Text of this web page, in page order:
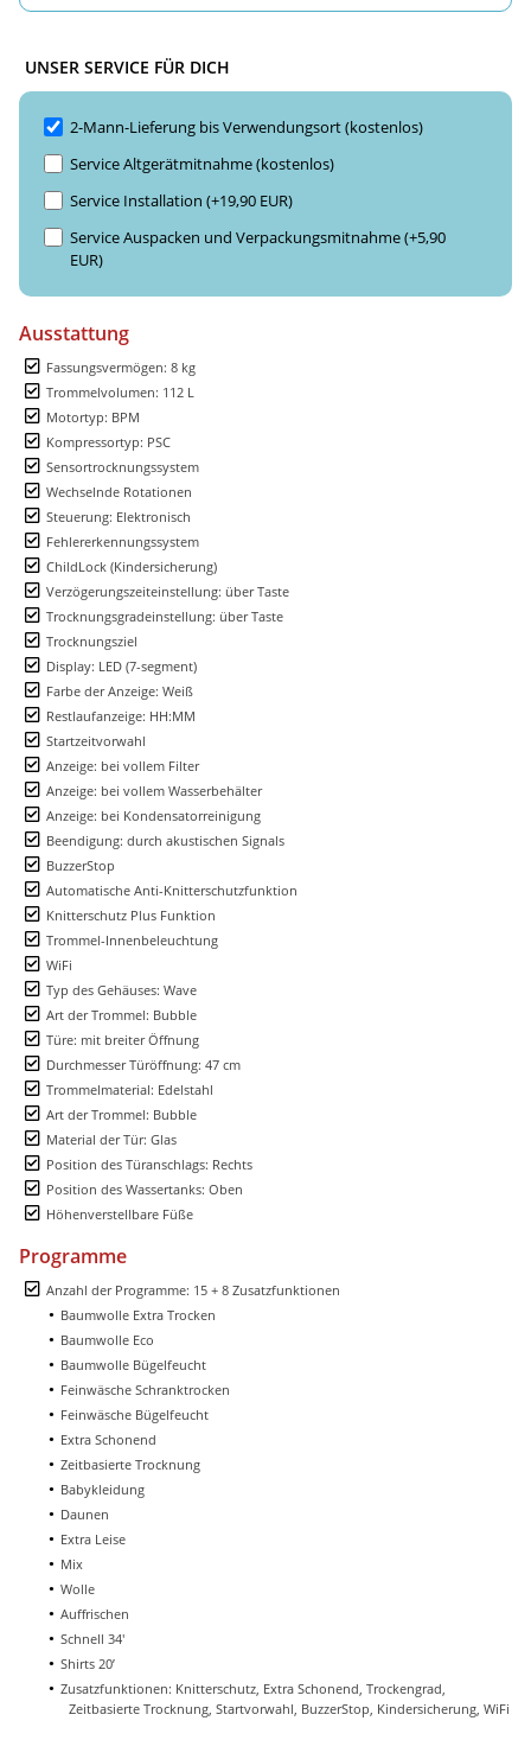
UNSER SERVICE FÜR DICH
2-Mann-Lieferung bis Verwendungsort (kostenlos)
Service Altgerätmitnahme (kostenlos)
Service Installation (+19,90 EUR)
Service Auspacken und Verpackungsmitnahme (+5,90
EUR)
Ausstattung
Fassungsvermögen: 8 kg
Trommelvolumen: 112 L
Motortyp: BPM
Kompressortyp: PSC
Sensortrocknungssystem
Wechselnde Rotationen
Steuerung: Elektronisch
Fehlererkennungssystem
ChildLock (Kindersicherung)
Verzögerungszeiteinstellung: über Taste
Trocknungsgradeinstellung: über Taste
Trocknungsziel
Display: LED (7-segment)
Farbe der Anzeige: Weiß
Restlaufanzeige: HH:MM
Startzeitvorwahl
Anzeige: bei vollem Filter
Anzeige: bei vollem Wasserbehälter
Anzeige: bei Kondensatorreinigung
Beendigung: durch akustischen Signals
BuzzerStop
Automatische Anti-Knitterschutzfunktion
Knitterschutz Plus Funktion
Trommel-Innenbeleuchtung
WiFi
Typ des Gehäuses: Wave
Art der Trommel: Bubble
Türe: mit breiter Öffnung
Durchmesser Türöffnung: 47 cm
Trommelmaterial: Edelstahl
Art der Trommel: Bubble
Material der Tür: Glas
Position des Türanschlags: Rechts
Position des Wassertanks: Oben
Höhenverstellbare Füße
Programme
Anzahl der Programme: 15 + 8 Zusatzfunktionen
Baumwolle Extra Trocken
Baumwolle Eco
Baumwolle Bügelfeucht
Feinwäsche Schranktrocken
Feinwäsche Bügelfeucht
Extra Schonend
Zeitbasierte Trocknung
Babykleidung
Daunen
Extra Leise
Mix
Wolle
Auffrischen
Schnell 34'
Shirts 20’
Zusatzfunktionen: Knitterschutz, Extra Schonend, Trockengrad,
Zeitbasierte Trocknung, Startvorwahl, BuzzerStop, Kindersicherung, WiFi